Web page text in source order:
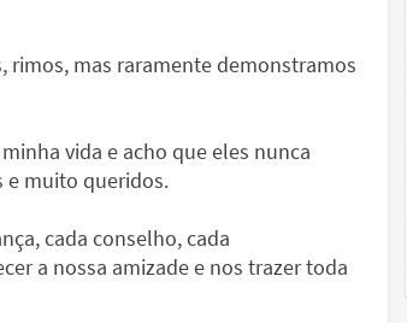
rimos, mas raramente demonstramos
vida e acho que eles nunca
e muito queridos.
cada conselho, cada
a nossa amizade e nos trazer toda